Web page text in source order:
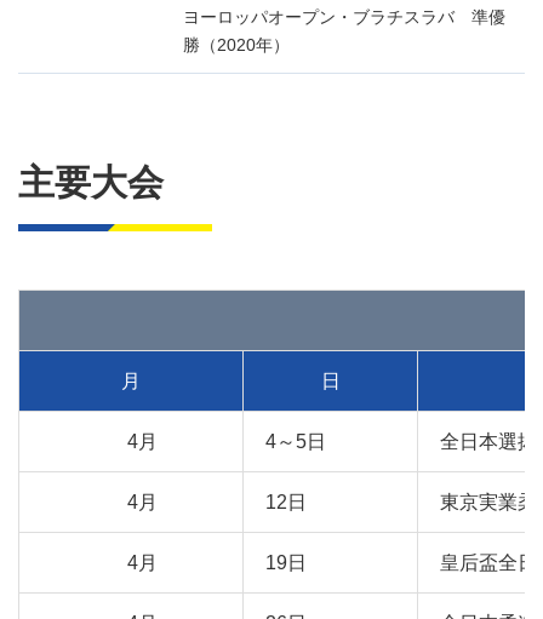
ヨーロッパオープン・ブラチスラバ 準優
勝（2020年）
主要大会
月 日
4月 4～5日 全日本選抜
4月 12日 東京実業柔
4月 19日 皇后盃全